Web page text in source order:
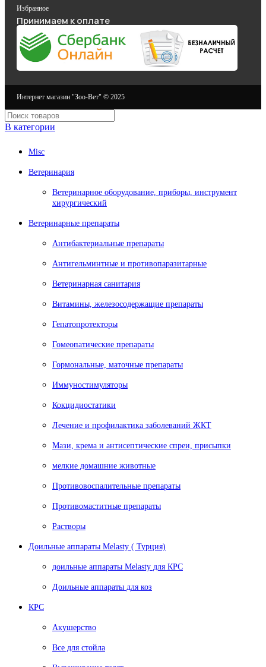
Избранное
Принимаем к оплате
Интернет магазин "Зоо-Вет" © 2025
В категории
Misc
Ветеринария
Ветеринарное оборудование, приборы, инструмент
хирургический
Ветеринарные препараты
Антибактериальные препараты
Антигельминтные и противопаразитарные
Ветеринарная санитария
Витамины, железосодержащие препараты
Гепатопротекторы
Гомеопатические препараты
Гормональные, маточные препараты
Иммуностимуляторы
Кокцидиостатики
Лечение и профилактика заболеваний ЖКТ
Мази, крема и антисептические спреи, присыпки
мелкие домашние животные
Противовоспалительные препараты
Противомаститные препараты
Растворы
Доильные аппараты Melasty ( Турция)
доильные аппараты Melasty для КРС
Доильные аппараты для коз
КРС
Акушерство
Все для стойла